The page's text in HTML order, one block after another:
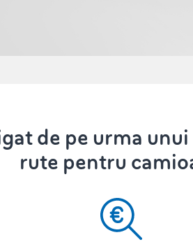
de pe urma
rute pentru